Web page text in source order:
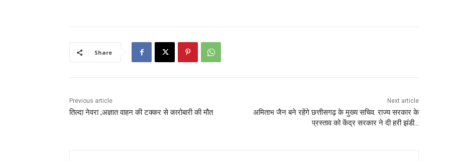
Share
Previous article
तिल्दा नेवरा ;अज्ञात वाहन की टक्कर से कारोबारी की मौत
Next article
अमिताभ जैन बने रहेंगे छत्तीसगढ़ के मुख्य सचिव. राज्य सरकार के
प्रस्ताव को केंद्र सरकार ने दी हरी झंडी…